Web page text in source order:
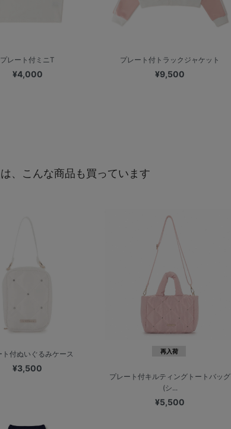
プレート付ミニT
¥4,000
プレート付トラックジャケット
¥9,500
、こんな商品も買っています
ト付ぬいぐるみケース
¥3,500
再入荷
プレート付キルティングトートバッグ
(シ...
¥5,500